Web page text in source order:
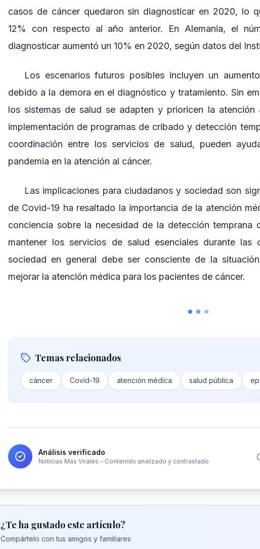
casos de cáncer quedaron sin diagnosticar en 2020, lo
12% con respecto al año anterior. En Alemania, el
diagnosticar aumentó un 10% en 2020, según datos del
Los escenarios futuros posibles incluyen un
debido a la demora en el diagnóstico y tratamiento. Sin
los sistemas de salud se adapten y prioricen la
implementación de programas de cribado y detección
coordinación entre los servicios de salud, pueden
pandemia en la atención al cáncer.
Las implicaciones para ciudadanos y sociedad son
de Covid-19 ha resaltado la importancia de la atención
conciencia sobre la necesidad de la detección temprana
mantener los servicios de salud esenciales durante las
sociedad en general debe ser consciente de la
mejorar la atención médica para los pacientes de cáncer.
Temas relacionados
cáncer Covid-19 atención médica salud pública
Análisis verificado
Noticias Más Virales - Contenido analizado y contrastado
¿Te ha gustado este artículo?
Compártelo con tus amigos y familiares